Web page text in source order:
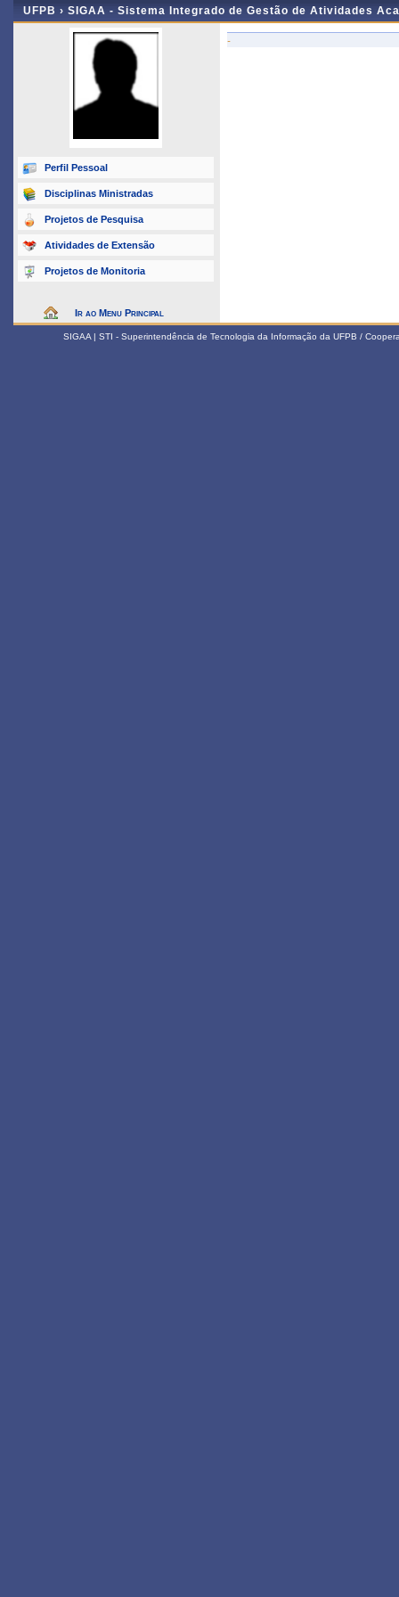
UFPB › SIGAA - Sistema Integrado de Gestão de Atividades
Perfil Pessoal
Disciplinas Ministradas
Projetos de Pesquisa
Atividades de Extensão
Projetos de Monitoria
Ir ao Menu Principal
-
SIGAA | STI - Superintendência de Tecnologia da Informação da UFPB /